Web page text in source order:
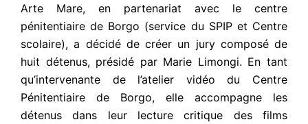
Arte Mare, en partenariat avec le centre
pénitentiaire de Borgo (service du SPIP et Centre
scolaire), a décidé de créer un jury composé de
huit détenus, présidé par Marie Limongi. En tant
qu’intervenante de l’atelier vidéo du Centre
Pénitentiaire de Borgo, elle accompagne les
détenus dans leur lecture critique des films